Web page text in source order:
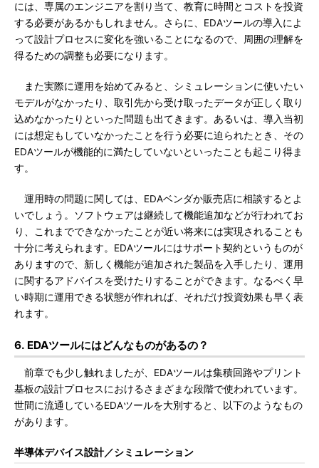
には、専属のエンジニアを割り当て、教育に時間とコストを投資
する必要があるかもしれません。さらに、EDAツールの導入によ
って設計プロセスに変化を強いることになるので、周囲の理解を
得るための調整も必要になります。
また実際に運用を始めてみると、シミュレーションに使いたい
モデルがなかったり、取引先から受け取ったデータが正しく取り
込めなかったりといった問題も出てきます。あるいは、導入当初
には想定もしていなかったことを行う必要に迫られたとき、その
EDAツールが機能的に満たしていないといったことも起こり得ま
す。
運用時の問題に関しては、EDAベンダか販売店に相談するとよ
いでしょう。ソフトウェアは継続して機能追加などが行われてお
り、これまでできなかったことが近い将来には実現されることも
十分に考えられます。EDAツールにはサポート契約というものが
ありますので、新しく機能が追加された製品を入手したり、運用
に関するアドバイスを受けたりすることができます。なるべく早
い時期に運用できる状態が作れれば、それだけ投資効果も早く表
れます。
6. EDAツールにはどんなものがあるの？
前章でも少し触れましたが、EDAツールは集積回路やプリント
基板の設計プロセスにおけるさまざまな段階で使われています。
世間に流通しているEDAツールを大別すると、以下のようなもの
があります。
半導体デバイス設計／シミュレーション